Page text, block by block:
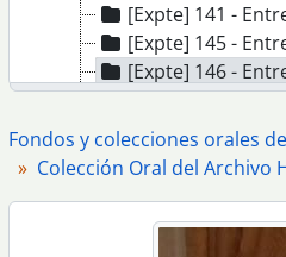
[Expte] 141 -
[Expte] 145 -
[Expte] 146 -
[Expte] 153 -
[Expte] 155 -
[Expte] 156 -
[Expte] 169 -
Fondos y colecciones orales
Colección Oral del Archivo